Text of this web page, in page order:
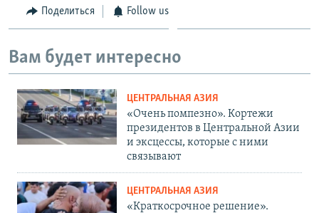
Поделиться Follow us
Вам будет интересно
ЦЕНТРАЛЬНАЯ АЗИЯ
«Очень помпезно». Кортежи
президентов в Центральной Азии
и эксцессы, которые с ними
связывают
ЦЕНТРАЛЬНАЯ АЗИЯ
«Краткосрочное решение».